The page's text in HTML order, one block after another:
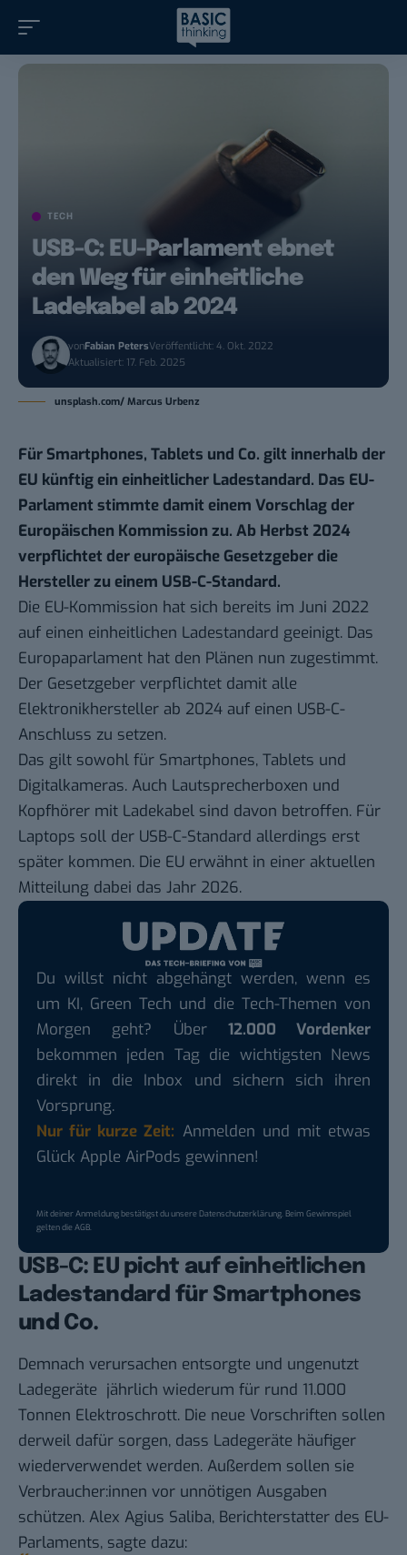
TECH
USB-C: EU-Parlament ebnet
den Weg für einheitliche
Ladekabel ab 2024
vonFabian PetersVeröffentlicht: 4. Okt. 2022
Aktualisiert: 17. Feb. 2025
unsplash.com/ Marcus Urbenz
Für Smartphones, Tablets und Co. gilt innerhalb der
EU künftig ein einheitlicher Ladestandard. Das EU-
Parlament stimmte damit einem Vorschlag der
Europäischen Kommission zu. Ab Herbst 2024
verpflichtet der europäische Gesetzgeber die
Hersteller zu einem USB-C-Standard.
Die EU-Kommission hat sich bereits im Juni 2022
auf einen einheitlichen Ladestandard geeinigt. Das
Europaparlament hat den Plänen nun zugestimmt.
Der Gesetzgeber verpflichtet damit alle
Elektronikhersteller ab 2024 auf einen USB-C-
Anschluss zu setzen.
Das gilt sowohl für Smartphones, Tablets und
Digitalkameras. Auch Lautsprecherboxen und
Kopfhörer mit Ladekabel sind davon betroffen. Für
Laptops soll der USB-C-Standard allerdings erst
später kommen. Die EU erwähnt in einer aktuellen
Mitteilung dabei das Jahr 2026.
Du willst nicht abgehängt werden, wenn es
um KI, Green Tech und die Tech-Themen von
Morgen geht? Über 12.000 Vordenker
bekommen jeden Tag die wichtigsten News
direkt in die Inbox und sichern sich ihren
Vorsprung.
Nur für kurze Zeit: Anmelden und mit etwas
Glück Apple AirPods gewinnen!
Mit deiner Anmeldung bestätigst du unsereDatenschutzerklärung. Beim Gewinnspiel
gelten dieAGB.
USB-C: EU picht auf einheitlichen
Ladestandard für Smartphones
und Co.
Demnach verursachen entsorgte und ungenutzt
Ladegeräte jährlich wiederum für rund 11.000
Tonnen Elektroschrott. Die neue Vorschriften sollen
derweil dafür sorgen, dass Ladegeräte häufiger
wiederverwendet werden. Außerdem sollen sie
Verbraucher:innen vor unnötigen Ausgaben
schützen. Alex Agius Saliba, Berichterstatter des EU-
Parlaments, sagte dazu: